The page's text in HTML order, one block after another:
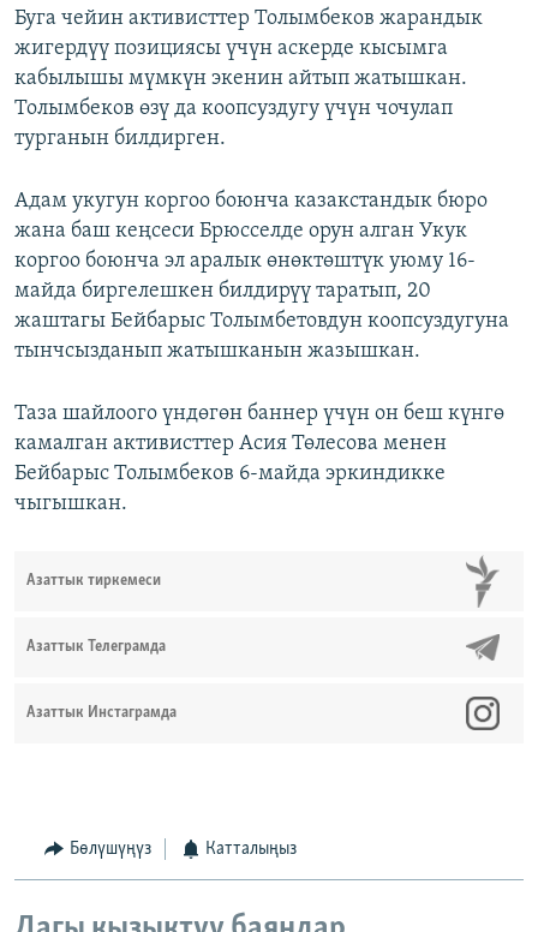
Буга чейин активисттер Толымбеков жарандык
жигердүү позициясы үчүн аскерде кысымга
кабылышы мүмкүн экенин айтып жатышкан.
Толымбеков өзү да коопсуздугу үчүн чочулап
турганын билдирген.
Адам укугун коргоо боюнча казакстандык бюро
жана баш кеңсеси Брюсселде орун алган Укук
коргоо боюнча эл аралык өнөктөштүк уюму 16-
майда биргелешкен билдирүү таратып, 20
жаштагы Бейбарыс Толымбетовдун коопсуздугуна
тынчсызданып жатышканын жазышкан.
Таза шайлоого үндөгөн баннер үчүн он беш күнгө
камалган активисттер Асия Төлесова менен
Бейбарыс Толымбеков 6-майда эркиндикке
чыгышкан.
Азаттык тиркемеси
Азаттык Телеграмда
Азаттык Инстаграмда
Бөлүшүңүз Катталыңыз